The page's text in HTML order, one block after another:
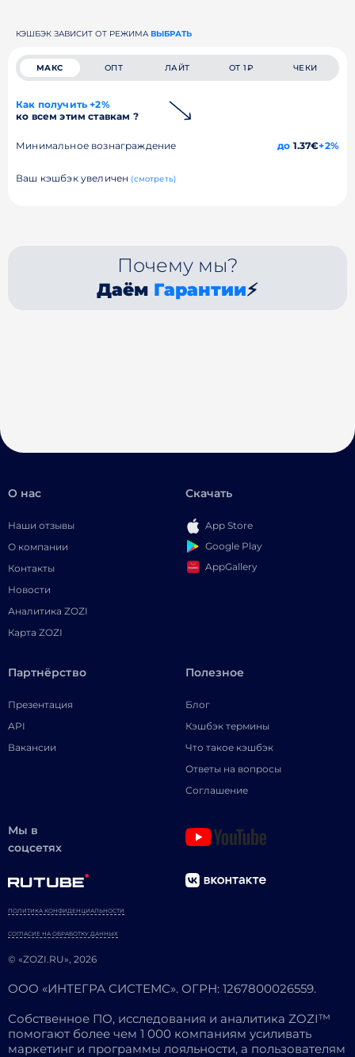
КЭШБЭК ЗАВИСИТ ОТ РЕЖИМА ВЫБРАТЬ
МАКС ОПТ ЛАЙТ ОТ 1₽ ЧЕКИ
Как получить +2%
ко всем этим ставкам ?
Минимальное вознаграждение до 1.37€+2%
Ваш кэшбэк увеличен (смотреть)
Почему мы?
Даём Гарантии⚡
О нас
Наши отзывы
О компании
Контакты
Новости
Аналитика ZOZI
Карта ZOZI
Скачать
App Store
Google Play
AppGallery
Партнёрство
Презентация
API
Вакансии
Полезное
Блог
Кэшбэк термины
Что такое кэшбэк
Ответы на вопросы
Соглашение
Мы в
соцсетях
© «ZOZI.RU», 2026
ПОЛИТИКА КОНФИДЕНЦИАЛЬНОСТИ
СОГЛАСИЕ НА ОБРАБОТКУ ДАННЫХ
ООО «ИНТЕГРА СИСТЕМС». ОГРН: 1267800026559.
Собственное ПО, исследования и аналитика ZOZI™
помогают более чем 1 000 компаниям усиливать
маркетинг и программы лояльности, а пользователям